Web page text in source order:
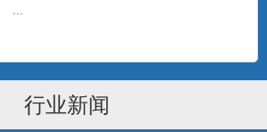
高频电子水处理器
行水处理的高科技节能型产...
...
行业新闻